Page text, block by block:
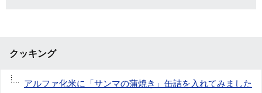
クッキング
アルファ化米に「サンマの蒲焼き」缶詰を入れてみました